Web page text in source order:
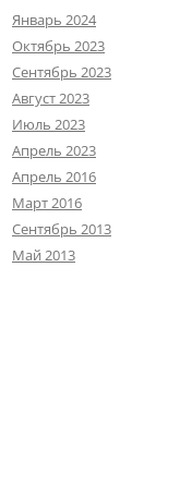
Январь 2024
Октябрь 2023
Сентябрь 2023
Август 2023
Июль 2023
Апрель 2023
Апрель 2016
Март 2016
Сентябрь 2013
Май 2013